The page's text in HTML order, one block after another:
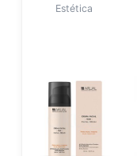
Estética